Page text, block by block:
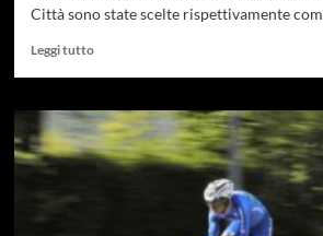
Città sono state scelte rispettivamente
Leggi tuttoLeggi
su
Giro
d’Italia
2020,